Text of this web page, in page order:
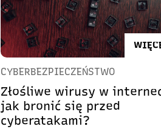
CYBERBEZPIECZEŃSTWO
Złośliwe wirusy w
jak bronić się przed
cyberatakami?